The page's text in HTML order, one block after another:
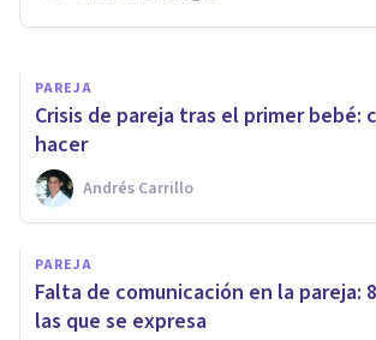
PAREJA
Crisis de pareja tras el primer bebé:
hacer
Andrés Carrillo
PAREJA
Falta de comunicación en la pareja:
las que se expresa